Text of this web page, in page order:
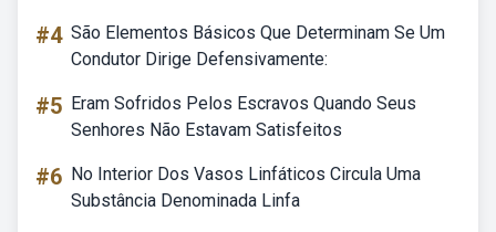
#4 São Elementos Básicos Que Determinam Se Um
Condutor Dirige Defensivamente:
#5 Eram Sofridos Pelos Escravos Quando Seus
Senhores Não Estavam Satisfeitos
#6 No Interior Dos Vasos Linfáticos Circula Uma
Substância Denominada Linfa